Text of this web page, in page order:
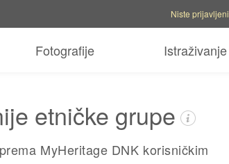
Niste prijavljeni
Fotografije Istraživanje
etničke grupe
MyHeritage DNK korisničkim